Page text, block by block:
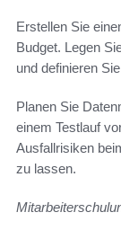
Erstellen Sie
Budget. Legen
und definieren
Planen Sie
einem Testlauf
Ausfallrisiken
zu lassen.